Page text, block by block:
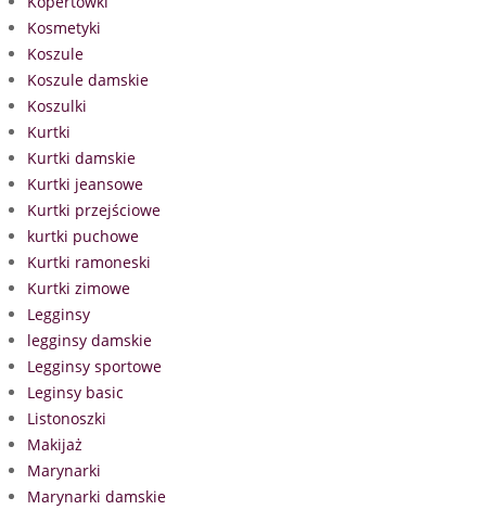
Kosmetyki
Koszule
Koszule damskie
Koszulki
Kurtki
Kurtki damskie
Kurtki jeansowe
Kurtki przejściowe
kurtki puchowe
Kurtki ramoneski
Kurtki zimowe
Legginsy
legginsy damskie
Legginsy sportowe
Leginsy basic
Listonoszki
Makijaż
Marynarki
Marynarki damskie